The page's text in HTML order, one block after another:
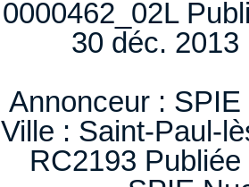
0000462_02L
30 déc.
Annonceur :
Ville : Saint-Paul-
RC2193